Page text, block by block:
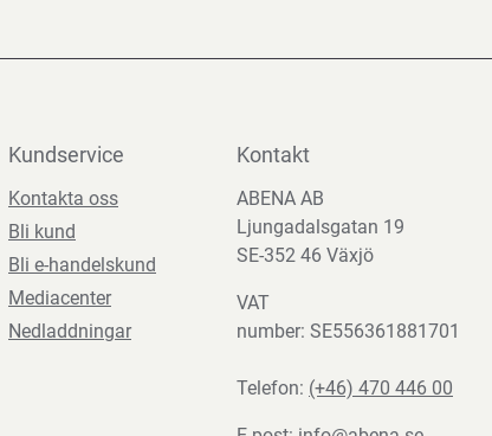
Kundservice
Kontakta oss
Bli kund
Bli e-handelskund
Mediacenter
Nedladdningar
Kontakt
ABENA AB
Ljungadalsgatan 19
SE-352 46 Växjö
VAT
number: SE556361881701
Telefon: (+46) 470 446 00